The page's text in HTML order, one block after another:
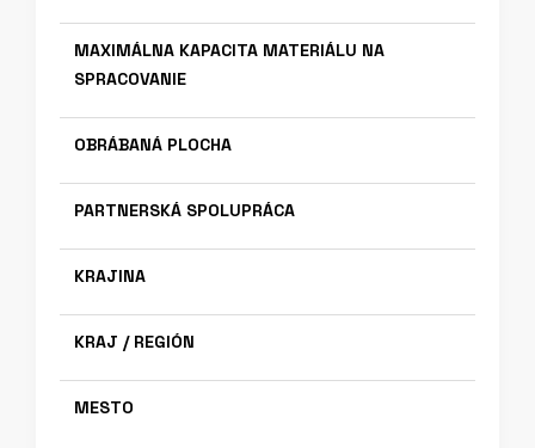
MAXIMÁLNA KAPACITA MATERIÁLU NA
SPRACOVANIE
OBRÁBANÁ PLOCHA
PARTNERSKÁ SPOLUPRÁCA
KRAJINA
KRAJ / REGIÓN
MESTO